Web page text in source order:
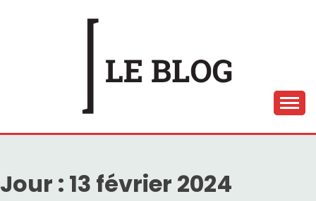
LE BLOG ARTS EN
SCÈNE
Jour : 13 février 2024